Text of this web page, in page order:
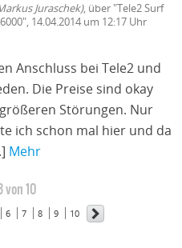
Juraschek), über "Tele2 Surf
14.04.2014 um 12:17 Uhr
Anschluss bei Tele2 und
Die Preise sind okay
Störungen. Nur
ich schon mal hier und da
Mehr
von 10
6 7 8 9 10